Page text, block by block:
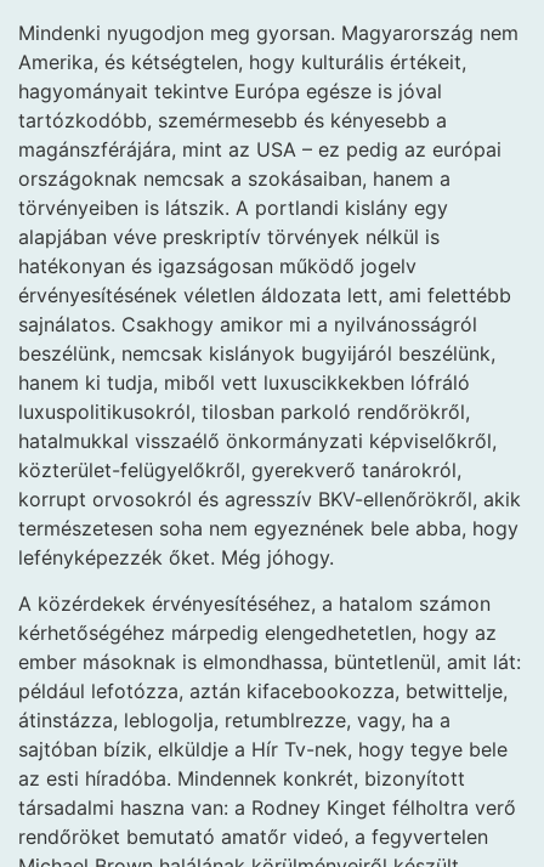
Mindenki nyugodjon meg gyorsan. Magyarország nem
Amerika, és kétségtelen, hogy kulturális értékeit,
hagyományait tekintve Európa egésze is jóval
tartózkodóbb, szemérmesebb és kényesebb a
magánszférájára, mint az USA – ez pedig az európai
országoknak nemcsak a szokásaiban, hanem a
törvényeiben is látszik. A portlandi kislány egy
alapjában véve preskriptív törvények nélkül is
hatékonyan és igazságosan működő jogelv
érvényesítésének véletlen áldozata lett, ami felettébb
sajnálatos. Csakhogy amikor mi a nyilvánosságról
beszélünk, nemcsak kislányok bugyijáról beszélünk,
hanem ki tudja, miből vett luxuscikkekben lófráló
luxuspolitikusokról, tilosban parkoló rendőrökről,
hatalmukkal visszaélő önkormányzati képviselőkről,
közterület-felügyelőkről, gyerekverő tanárokról,
korrupt orvosokról és agresszív BKV-ellenőrökről, akik
természetesen soha nem egyeznének bele abba, hogy
lefényképezzék őket. Még jóhogy.
A közérdekek érvényesítéséhez, a hatalom számon
kérhetőségéhez márpedig elengedhetetlen, hogy az
ember másoknak is elmondhassa, büntetlenül, amit lát:
például lefotózza, aztán kifacebookozza, betwittelje,
átinstázza, leblogolja, retumblrezze, vagy, ha a
sajtóban bízik, elküldje a Hír Tv-nek, hogy tegye bele
az esti híradóba. Mindennek konkrét, bizonyított
társadalmi haszna van: a Rodney Kinget félholtra verő
rendőröket bemutató amatőr videó, a fegyvertelen